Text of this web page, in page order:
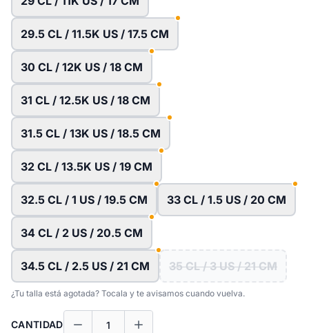
29.5 CL / 11.5K US / 17.5 CM
30 CL / 12K US / 18 CM
31 CL / 12.5K US / 18 CM
31.5 CL / 13K US / 18.5 CM
32 CL / 13.5K US / 19 CM
32.5 CL / 1 US / 19.5 CM 33 CL / 1.5 US / 20 CM
34 CL / 2 US / 20.5 CM
34.5 CL / 2.5 US / 21 CM 35 CL / 3 US / 21 CM
¿Tu talla está agotada? Tocala y te avisamos cuando vuelva.
CANTIDAD